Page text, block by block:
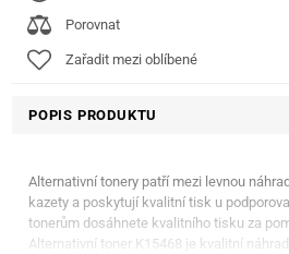
Porovnat
Zařadit mezi oblíbené
POPIS PRODUKTU
Alternativní tonery patří mezi levnou
kazety a poskytují kvalitní tisk u
tonerům dosáhnete kvalitního tisku za
Alternativní toner K15468 je kvalitní